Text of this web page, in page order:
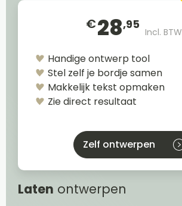
€28,95
Incl. BTW
Handige ontwerp tool
Stel zelf je bordje samen
Makkelijk tekst opmaken
Zie direct resultaat
Zelf ontwerpen
Laten ontwerpen